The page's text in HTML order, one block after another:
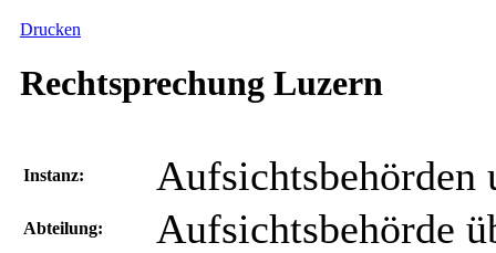
Drucken
Rechtsprechung Luzern
Instanz: Aufsichtsbehörden
Abteilung: Aufsichtsbehörde